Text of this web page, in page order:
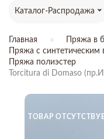
Каталог-Распродажа
Главная
Пряжа в
Пряжа с синтетическим
Пряжа полиэстер
Torcitura di Domaso
ТОВАР